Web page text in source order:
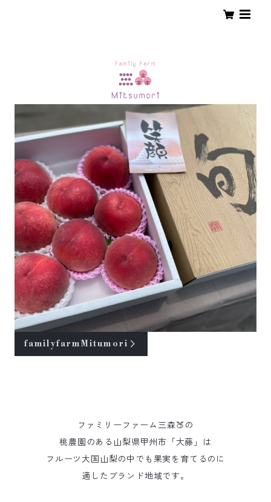
familyfarmMitumori
ファミリーファーム三森🍑の
桃農園のある山梨県甲州市「大藤」は
フルーツ大国山梨の中でも果実を育てるのに
適したブランド地域です。